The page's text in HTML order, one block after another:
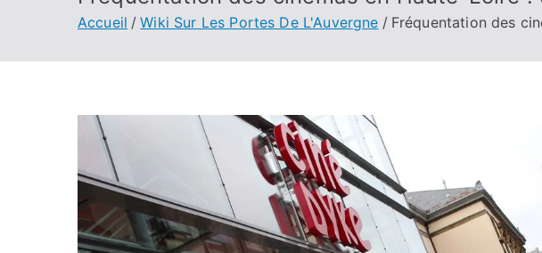
Accueil Wiki Sur Les Portes De L'Auvergne Fréquentation des